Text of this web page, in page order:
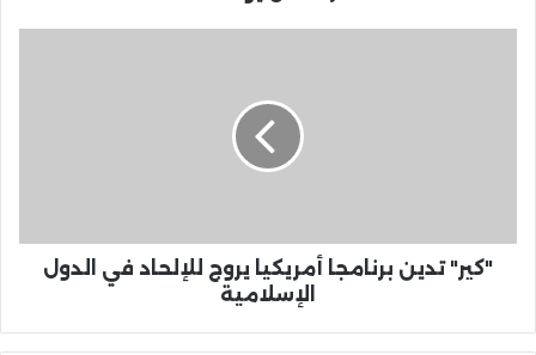
"كير" تدين برنامجا أمريكيا يروج للإلحاد في الدول
الإسلامية